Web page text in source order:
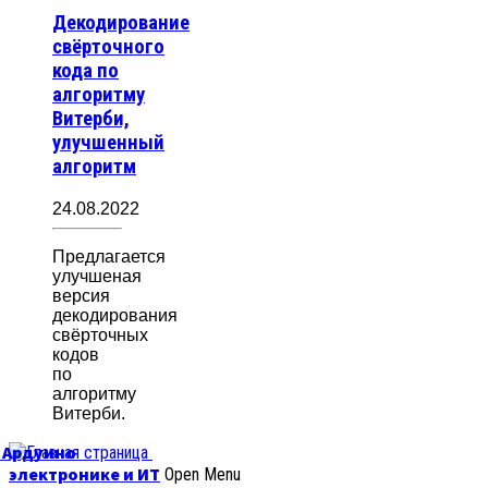
Декодирование
свёрточного
кода по
алгоритму
Витерби,
улучшенный
алгоритм
24.08.2022
Предлагается
улучшеная
версия
декодирования
свёрточных
кодов
по
алгоритму
Витерби.
Ардуино
электронике и ИТ Open Menu